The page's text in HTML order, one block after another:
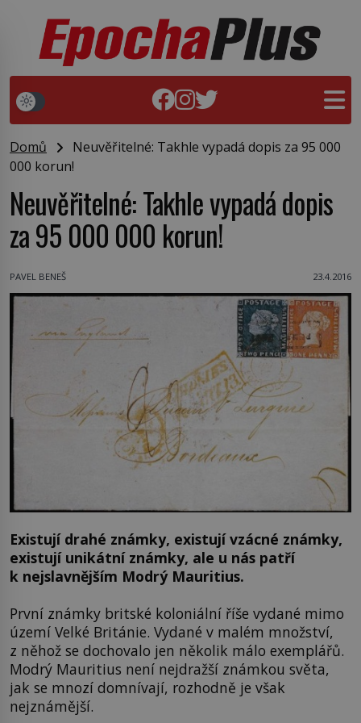
Domů
Neuvěřitelné: Takhle vypadá dopis za 95 000
000 korun!
Neuvěřitelné: Takhle vypadá dopis
za 95 000 000 korun!
PAVEL BENEŠ 23.4.2016
Existují drahé známky, existují vzácné známky,
existují unikátní známky, ale u nás patří
k nejslavnějším Modrý Mauritius.
První známky britské koloniální říše vydané mimo
území Velké Británie. Vydané v malém množství,
z něhož se dochovalo jen několik málo exemplářů.
Modrý Mauritius není nejdražší známkou světa,
jak se mnozí domnívají, rozhodně je však
nejznámější.